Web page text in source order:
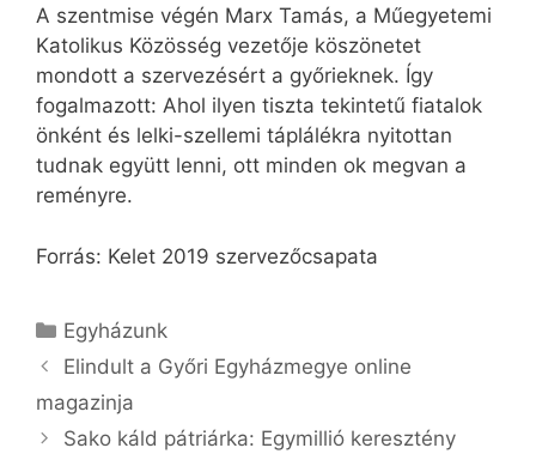
A szentmise végén Marx Tamás, a Műegyetemi
Katolikus Közösség vezetője köszönetet
mondott a szervezésért a győrieknek. Így
fogalmazott: Ahol ilyen tiszta tekintetű fiatalok
önként és lelki-szellemi táplálékra nyitottan
tudnak együtt lenni, ott minden ok megvan a
reményre.
Forrás: Kelet 2019 szervezőcsapata
Kategória
Egyházunk
Elindult a Győri Egyházmegye online
magazinja
Sako káld pátriárka: Egymillió keresztény